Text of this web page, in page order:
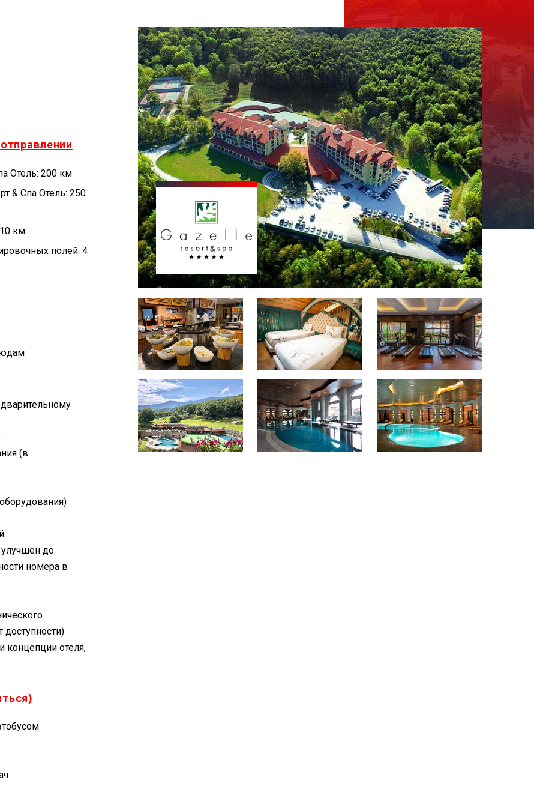
Отель: 200 км
& Спa Отель: 250
км
полей: 4
(в
улучшен до
номера в
доступности)
концепции отеля,